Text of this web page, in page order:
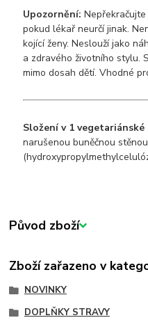
Upozornění:
pokud lékař neurčí jinak.
kojící ženy. Neslouží jako
a zdravého životního stylu.
mimo dosah dětí. Vhodné
Složení v 1
narušenou buněčnou
Původ zboží
Zboží zařazeno v
NOVINKY
DOPLŇKY STRAVY